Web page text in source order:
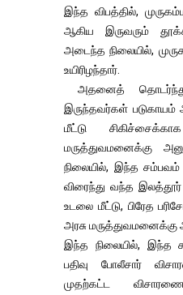
இந்த விபத்தில்,
ஆகிய இருவரும்
அடைந்த நிலையில்,
உயிரிழந்தார்.
அதனைத்
இருந்தவர்கள்
மீட்டு
மருத்துவமனைக்கு
நிலையில், இந்த சம்பவம்
விரைந்து வந்த இலத்தூர்
உடலை மீட்டு, பிரேத
அரசு மருத்துவமனைக்கு
இந்த நிலையில், இந்த
பதிவு போலீசார்
முதற்கட்ட